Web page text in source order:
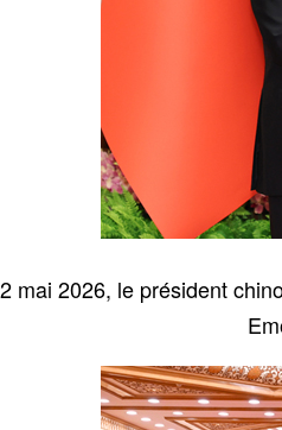
mai 2026, le président